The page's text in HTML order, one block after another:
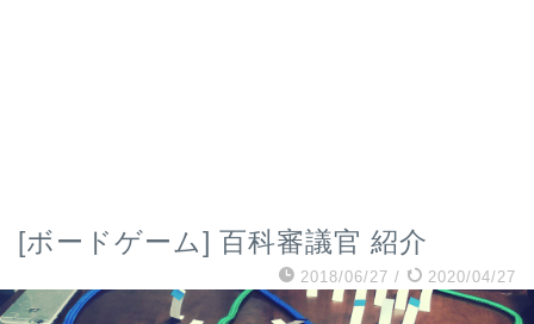
[ボードゲーム] 百科審議官 紹介
2018/06/27 / 2020/04/27